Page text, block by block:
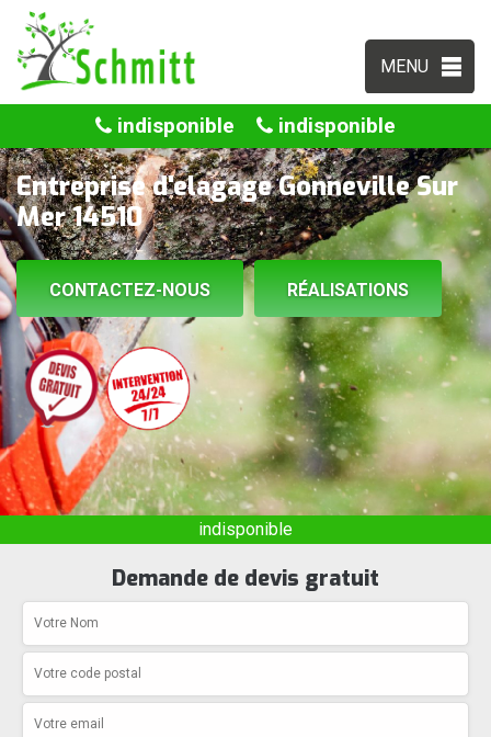
MENU
indisponible indisponible
Entreprise d'elagage Gonneville Sur
Mer 14510
CONTACTEZ-NOUS RÉALISATIONS
indisponible
Demande de devis gratuit